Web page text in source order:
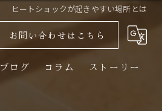
ヒートショックが起きやすい場所とは
お問い合わせはこちら
ブログ コラム ストーリー